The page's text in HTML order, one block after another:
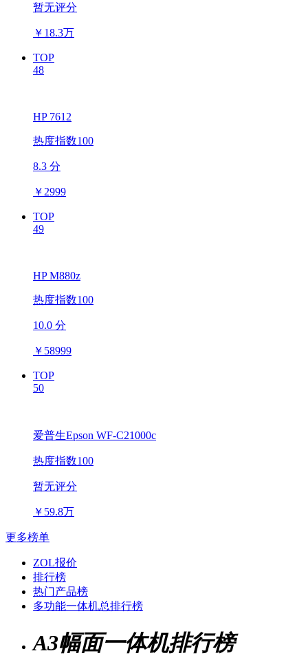
暂无评分
￥ 18.3万
TOP
48
HP 7612
热度指数100
8.3 分
￥ 2999
TOP
49
HP M880z
热度指数100
10.0 分
￥ 58999
TOP
50
爱普生Epson WF-C21000c
热度指数100
暂无评分
￥ 59.8万
更多榜单
ZOL报价
排行榜
热门产品榜
多功能一体机总排行榜
A3幅面一体机排行榜